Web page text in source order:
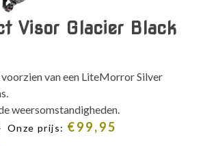
Visor Glacier Black
van een LiteMorror Silver
weersomstandigheden.
Onze prijs: €99,95